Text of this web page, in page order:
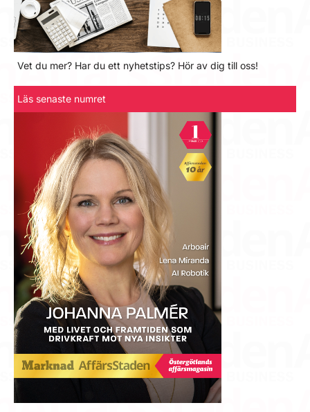
Vet du mer? Har du ett nyhetstips? Hör av dig till oss!
Läs senaste numret